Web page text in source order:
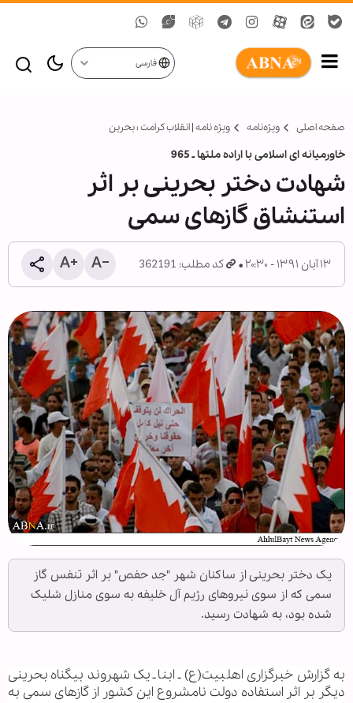
فارسی
صفحه اصلی ویژه‌نامه‌ ویژه ‏نامه | انقلاب کرامت ؛ بحرین
خاورمیانه ای اسلامی با اراده ملت‏ها ـ 965
شهادت دختر بحرینی بر اثر
استنشاق گازهای سمی
۱۳ آبان ۱۳۹۱ - ۲۰:۳۰ کد مطلب: 362191
یک دختر بحرینی از ساکنان شهر "جد حفص" بر اثر تنفس گاز
سمی که از سوی نیروهای رژیم آل خلیفه به سوی منازل شلیک
شده بود، به شهادت رسید.
به گزارش خبرگزاری اهل‎بیت(ع) ـ ابنا ـ یک شهروند بیگناه بحرینی
دیگر بر اثر استفاده دولت نامشروع این کشور از گازهای سمی به